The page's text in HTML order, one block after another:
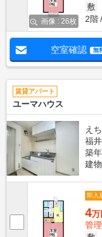
画像 : 26枚
敷
2階
空室確認 無
賃貸アパート
ユーマハウス
え
福
築
建
即入
4万
管